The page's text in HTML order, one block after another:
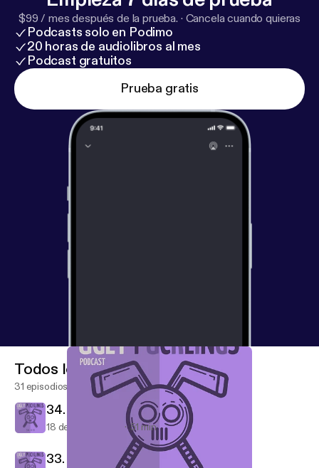
$99 / mes después de la prueba. · Cancela cuando quieras
Podcasts solo en Podimo
20 horas de audiolibros al mes
Podcast gratuitos
Prueba gratis
Todos los episodios
31 episodios
34. 4 - 0
18 de abr de 2021 51 min
33. Jesper Gillerås